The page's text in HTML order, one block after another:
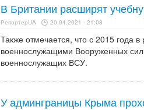
В Британии расширят
РепортерUA 20.04.2021 - 21:08
Также отмечается, что с 2015 года
военнослужащими Вооруженных
военнослужащих ВСУ.
У админграницы Крыма